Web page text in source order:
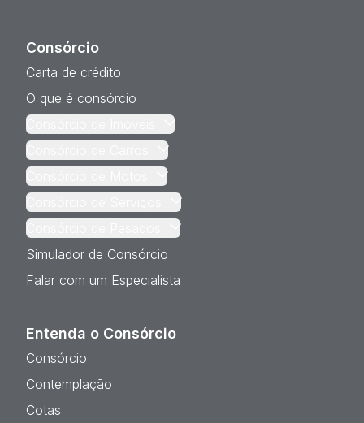
Consórcio
Carta de crédito
O que é consórcio
Consórcio de Imóveis
Consórcio de Carros
Consórcio de Motos
Consórcio de Serviços
Consórcio de Pesados
Simulador de Consórcio
Falar com um Especialista
Entenda o Consórcio
Consórcio
Contemplação
Cotas